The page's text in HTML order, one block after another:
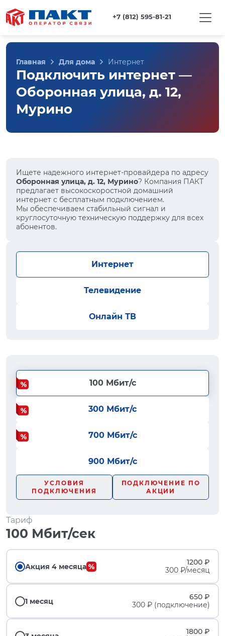
+7 (812) 595-81-21
Главная Для дома Интернет
Подключить интернет —
Оборонная улица, д. 12,
Мурино
Ищете надежного интернет-провайдера по адресу
Оборонная улица, д. 12, Мурино? Компания ПАКТ
предлагает высокоскоростной домашний
интернет с бесплатным подключением.
Мы обеспечиваем стабильный сигнал и
круглосуточную техническую поддержку для всех
абонентов.
Интернет
Телевидение
Онлайн ТВ
100 Мбит/с
300 Мбит/с
700 Мбит/с
900 Мбит/с
УСЛОВИЯ
ПОДКЛЮЧЕНИЯ
ПОДКЛЮЧЕНИЕ ПО
АКЦИИ
Тариф
100 Мбит/сек
Акция 4 месяца
1200 ₽
300 ₽/месяц
1 месяц
650 ₽
300 ₽ (подключение)
1800 ₽